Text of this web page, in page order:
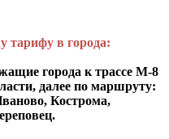
тарифу в города:
города к трассе М-8
далее по маршруту:
Кострома,